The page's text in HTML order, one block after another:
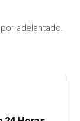
adelantado.